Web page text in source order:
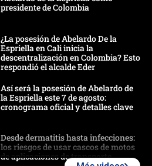
presidente de Colombia
¿La posesión de Abelardo De la
Espriella en Cali inicia la
descentralización en Colombia? Esto
respondió el alcalde Eder
Así será la posesión de Abelardo de
la Espriella este 7 de agosto:
cronograma oficial y detalles clave
Desde dermatitis hasta infecciones:
los riesgos de usar cascos de motos
de aplicaciones de transporte